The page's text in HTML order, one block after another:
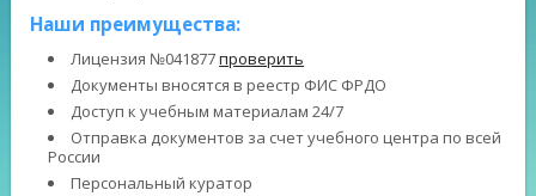
Наши преимущества:
Лицензия №041877проверить
Документы вносятся в реестр ФИС ФРДО
Доступ к учебным материалам 24/7
Отправка документов за счет учебного центра по всей
России
Персональный куратор